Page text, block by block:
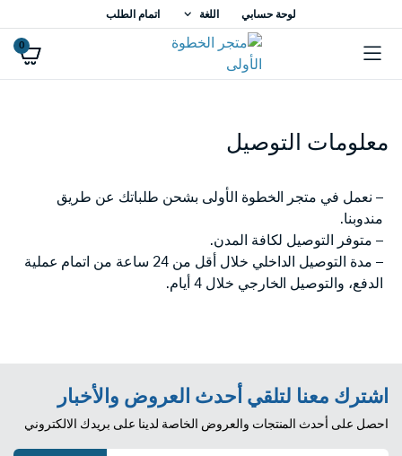
لوحة حسابي اللغة اتمام الطلب
0
معلومات التوصيل
– نعمل في متجر الخطوة الأولى بشحن طلباتك عن طريق
مندوبنا.
– متوفر التوصيل لكافة المدن.
– مدة التوصيل الداخلي خلال أقل من 24 ساعة من اتمام عملية
الدفع، والتوصيل الخارجي خلال 4 أيام.
اشترك معنا لتلقي أحدث العروض والأخبار
احصل على أحدث المنتجات والعروض الخاصة لدينا على بريدك الالكتروني